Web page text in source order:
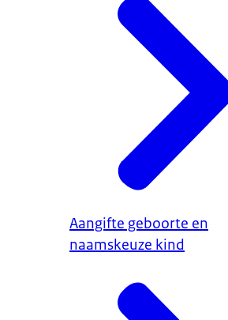
Aangifte geboorte en
naamskeuze kind